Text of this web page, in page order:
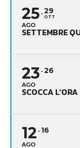
25
AGO
29
OTT
SETTEMBRE
23
AGO
26
SCOCCA
12
AGO
16